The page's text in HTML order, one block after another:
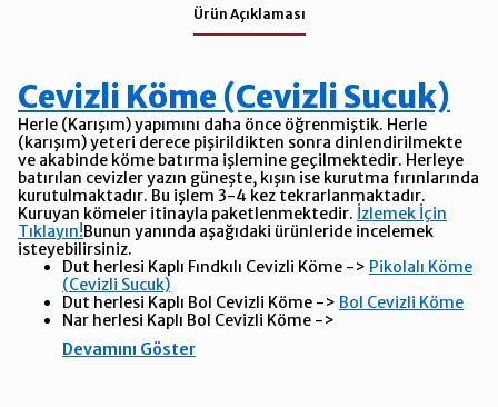
Ürün Açıklaması
Cevizli Köme (Cevizli Sucuk)
Herle (Karışım) yapımını daha önce öğrenmiştik. Herle
(karışım) yeteri derece pişirildikten sonra dinlendirilmekte
ve akabinde köme batırma işlemine geçilmektedir. Herleye
batırılan cevizler yazın güneşte, kışın ise kurutma fırınlarında
kurutulmaktadır. Bu işlem 3-4 kez tekrarlanmaktadır.
Kuruyan kömeler itinayla paketlenmektedir. İzlemek İçin
Tıklayın!Bunun yanında aşağıdaki ürünleride incelemek
isteyebilirsiniz.
Dut herlesi Kaplı Fındkılı Cevizli Köme -> Pikolalı Köme
(Cevizli Sucuk)
Dut herlesi Kaplı Bol Cevizli Köme -> Bol Cevizli Köme
Nar herlesi Kaplı Bol Cevizli Köme ->
Devamını Göster